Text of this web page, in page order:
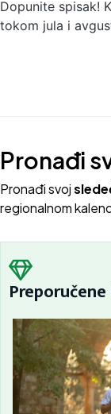
Dopunite spisak!
tokom jula i
Pronađi
Pronađi svoj
regionalnom